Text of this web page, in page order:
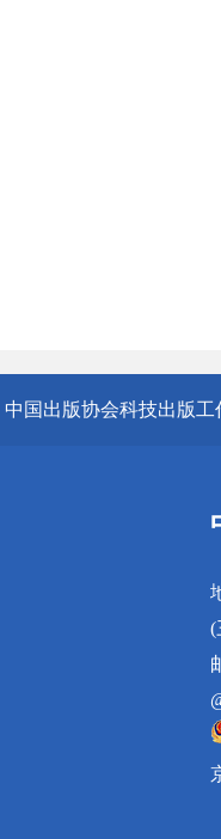
中国出版协会科技出版工
(